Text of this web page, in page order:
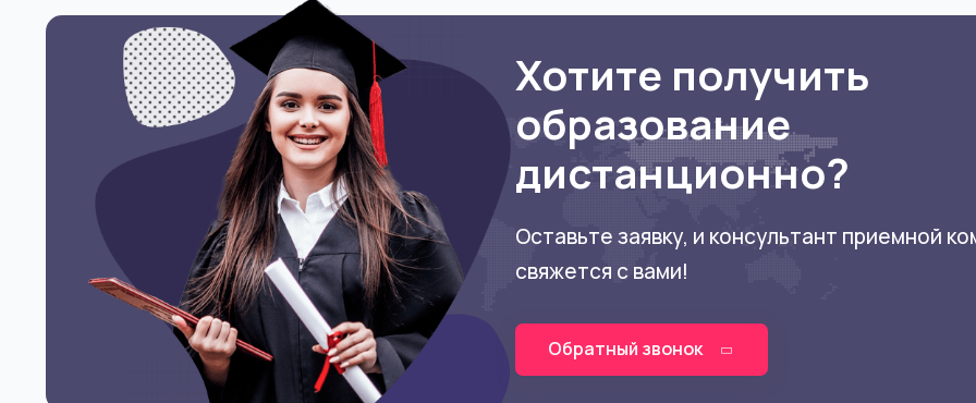
Хотите получить
образование
дистанционно?
Оставьте заявку, и консультант приемной
свяжется с вами!
Обратный звонок